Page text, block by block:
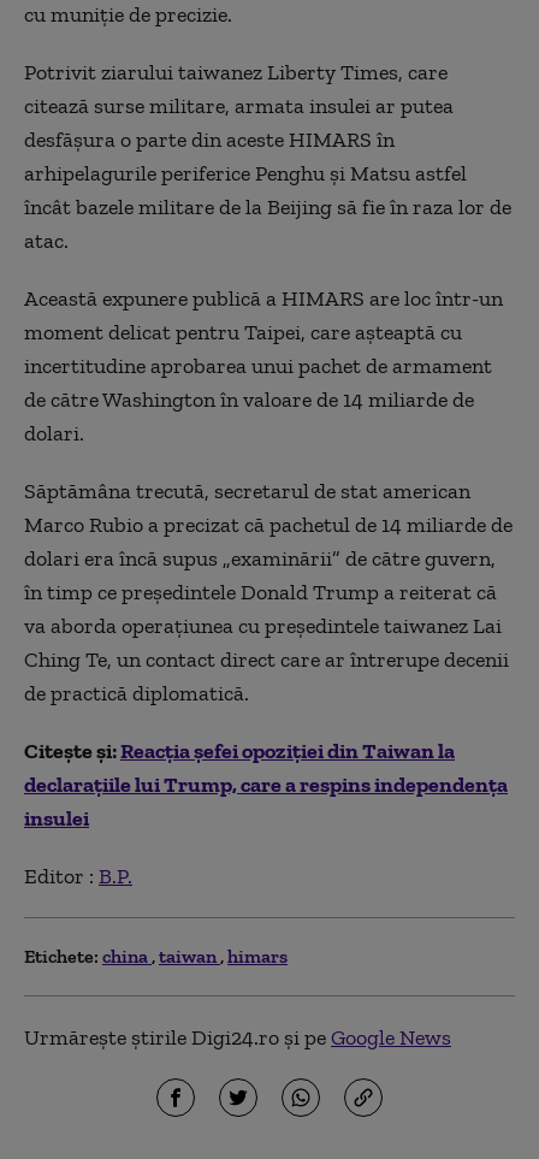
cu muniţie de precizie.
Potrivit ziarului taiwanez Liberty Times, care
citează surse militare, armata insulei ar putea
desfăşura o parte din aceste HIMARS în
arhipelagurile periferice Penghu şi Matsu astfel
încât bazele militare de la Beijing să fie în raza lor de
atac.
Această expunere publică a HIMARS are loc într-un
moment delicat pentru Taipei, care aşteaptă cu
incertitudine aprobarea unui pachet de armament
de către Washington în valoare de 14 miliarde de
dolari.
Săptămâna trecută, secretarul de stat american
Marco Rubio a precizat că pachetul de 14 miliarde de
dolari era încă supus „examinării” de către guvern,
în timp ce preşedintele Donald Trump a reiterat că
va aborda operaţiunea cu preşedintele taiwanez Lai
Ching Te, un contact direct care ar întrerupe decenii
de practică diplomatică.
Citește și:Reacția șefei opoziţiei din Taiwan la
declarațiile lui Trump, care a respins independenţa
insulei
Editor : B.P.
Etichete: china taiwan himars
Urmărește știrile Digi24.ro și peGoogle News